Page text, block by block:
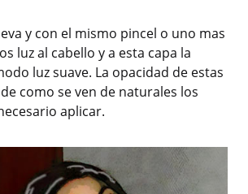
y con el mismo pincel o uno mas
luz al cabello y a esta capa la
luz suave. La opacidad de estas
como se ven de naturales los
aplicar.